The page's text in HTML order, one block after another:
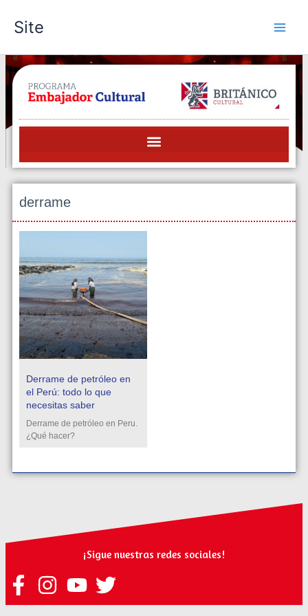
Site
derrame
Derrame de petróleo en
el Perú: todo lo que
necesitas saber
Derrame de petróleo en Peru.
¿Qué hacer?
¡Sigue nuestras redes sociales!